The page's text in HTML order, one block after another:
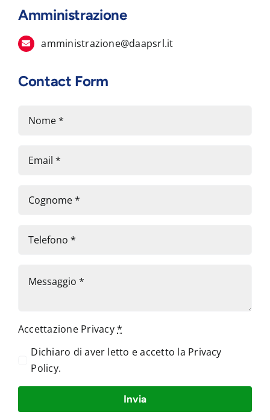
Amministrazione
amministrazione@daapsrl.it
Contact Form
Accettazione Privacy*
Dichiaro di aver letto e accetto la Privacy
Policy.
Invia